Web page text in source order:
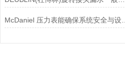
McDaniel 压力表能确保系统安全与设备寿命延长